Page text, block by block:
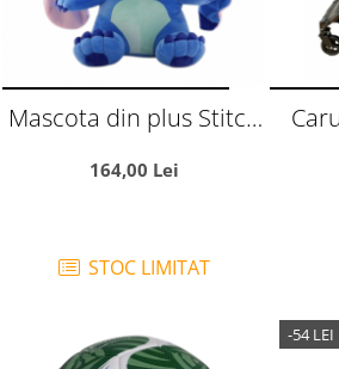
Mascota din plus Stitch
164,00 Lei
STOC LIMITAT
-54 LEI